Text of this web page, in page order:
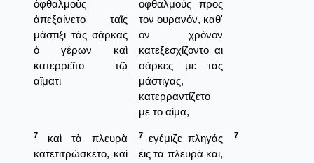
ὀφθαλμοὺς
ἀπεξαίνετο ταῖς
μάστιξι τὰς σάρκας
ὁ γέρων καὶ
κατερρεῖτο τῷ
αἵματι
οφθαλμούς προς
τον ουρανόν, καθ'
ον χρόνον
κατεξεσχίζοντο αι
σάρκες με τας
μάστιγας,
κατερραντίζετο
με το αίμα,
7
καὶ τὰ πλευρὰ
κατετιτρώσκετο, καὶ
7
εγέμιζε πληγάς
εις τα πλευρά και,
7